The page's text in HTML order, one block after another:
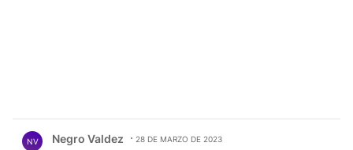
NV Negro Valdez 28 DE MARZO DE 2023